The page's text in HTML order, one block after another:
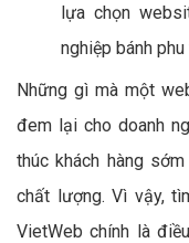
lựa chọn
nghiệp bánh
Những gì mà một
đem lại cho doanh
thúc khách hàng
chất lượng. Vì vậy,
VietWeb chính là